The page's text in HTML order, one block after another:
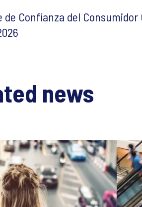
Confianza del Consumidor
news